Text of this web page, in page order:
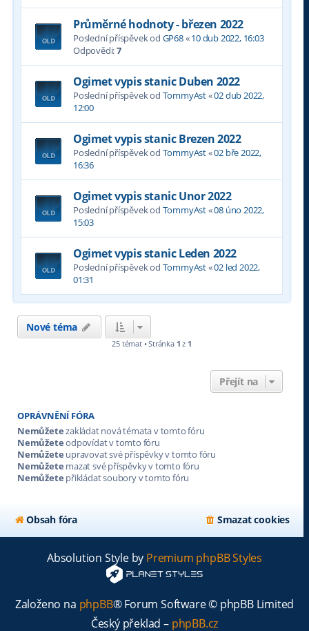
Průměrné hodnoty - březen 2022
Poslední příspěvek od GP68«10 dub 2022, 16:03
Odpovědi:7
Ogimet vypis stanic Duben 2022
Poslední příspěvek od TommyAst«02 dub 2022,
12:00
Ogimet vypis stanic Brezen 2022
Poslední příspěvek od TommyAst«02 bře 2022,
16:36
Ogimet vypis stanic Unor 2022
Poslední příspěvek od TommyAst«08 úno 2022,
15:03
Ogimet vypis stanic Leden 2022
Poslední příspěvek od TommyAst«02 led 2022,
01:31
Nové téma
25 témat • Stránka 1 z 1
Přejít na
OPRÁVNĚNÍ FÓRA
Nemůžetezakládat nová témata v tomto fóru
Nemůžeteodpovídat v tomto fóru
Nemůžete upravovat své příspěvky v tomto fóru
Nemůžete mazat své příspěvky v tomto fóru
Nemůžete přikládat soubory v tomto fóru
Obsah fóra Smazat cookies
Absolution Style by Premium phpBB Styles
Založeno na phpBB® Forum Software © phpBB Limited
Český překlad – phpBB.cz